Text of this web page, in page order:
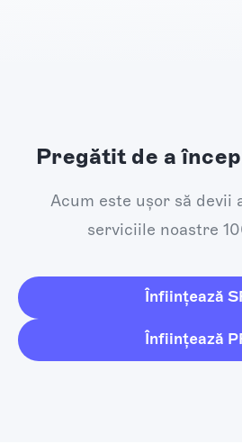
Pregătit de a
Acum este ușor să devii
serviciile noastre
Înființează
Înființează